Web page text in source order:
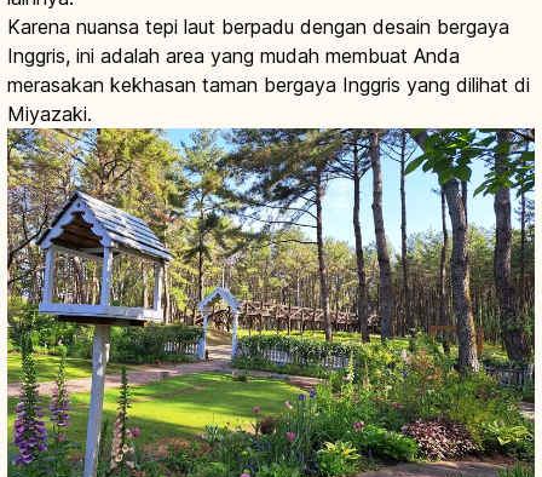
Karena nuansa tepi laut berpadu dengan desain bergaya
Inggris, ini adalah area yang mudah membuat Anda
merasakan kekhasan taman bergaya Inggris yang dilihat di
Miyazaki.